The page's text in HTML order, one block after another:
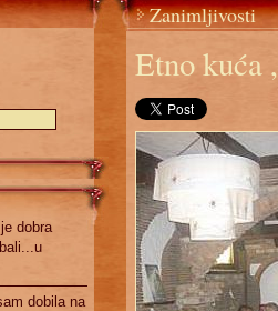
dobra
dobila na
Zanimljivosti
Etno kuća